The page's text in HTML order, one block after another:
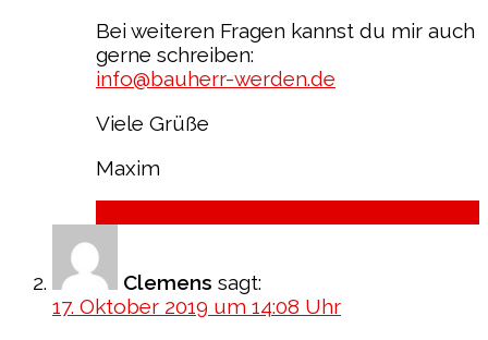
Bei weiteren Fragen kannst du mir auch
gerne schreiben:
info@bauherr-werden.de
Viele Grüße
Maxim
Clemens sagt:
17. Oktober 2019 um 14:08 Uhr